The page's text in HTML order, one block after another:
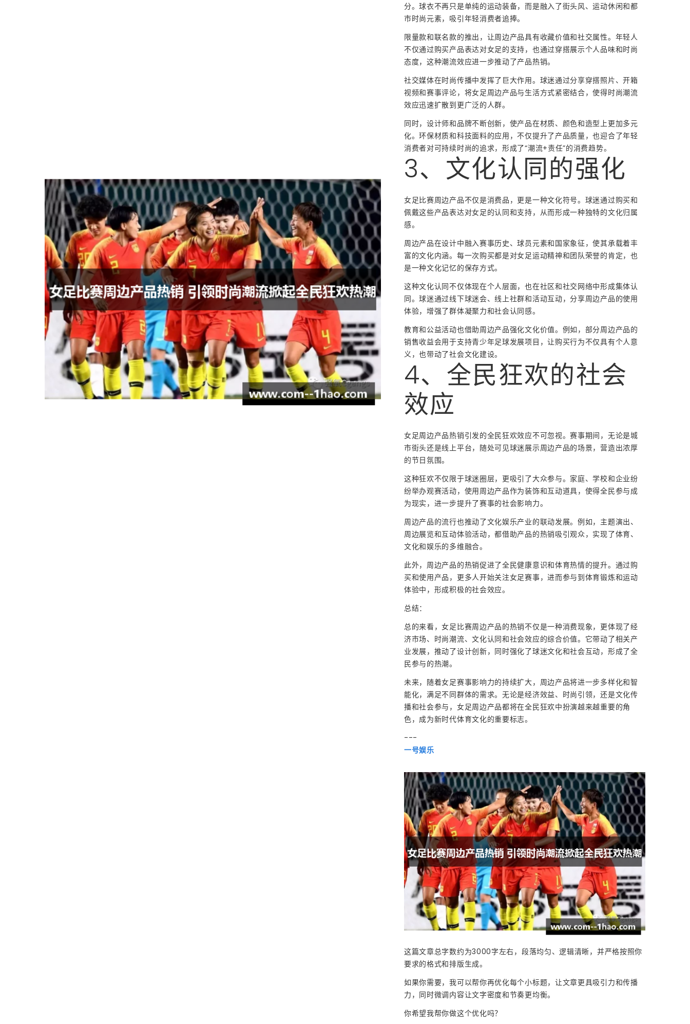
分。球衣不再只是单纯的运动装备，而是融入了街头风、运动休闲和都
市时尚元素，吸引年轻消费者追捧。
限量款和联名款的推出，让周边产品具有收藏价值和社交属性。年轻人
不仅通过购买产品表达对女足的支持，也通过穿搭展示个人品味和时尚
态度，这种潮流效应进一步推动了产品热销。
社交媒体在时尚传播中发挥了巨大作用。球迷通过分享穿搭照片、开箱
视频和赛事评论，将女足周边产品与生活方式紧密结合，使得时尚潮流
效应迅速扩散到更广泛的人群。
同时，设计师和品牌不断创新，使产品在材质、颜色和造型上更加多元
化。环保材质和科技面料的应用，不仅提升了产品质量，也迎合了年轻
消费者对可持续时尚的追求，形成了“潮流+责任”的消费趋势。
3、文化认同的强化
女足比赛周边产品不仅是消费品，更是一种文化符号。球迷通过购买和
佩戴这些产品表达对女足的认同和支持，从而形成一种独特的文化归属
感。
周边产品在设计中融入赛事历史、球员元素和国家象征，使其承载着丰
富的文化内涵。每一次购买都是对女足运动精神和团队荣誉的肯定，也
是一种文化记忆的保存方式。
这种文化认同不仅体现在个人层面，也在社区和社交网络中形成集体认
同。球迷通过线下球迷会、线上社群和活动互动，分享周边产品的使用
体验，增强了群体凝聚力和社会认同感。
教育和公益活动也借助周边产品强化文化价值。例如，部分周边产品的
销售收益会用于支持青少年足球发展项目，让购买行为不仅具有个人意
义，也带动了社会文化建设。
4、全民狂欢的社会
效应
女足周边产品热销引发的全民狂欢效应不可忽视。赛事期间，无论是城
市街头还是线上平台，随处可见球迷展示周边产品的场景，营造出浓厚
的节日氛围。
这种狂欢不仅限于球迷圈层，更吸引了大众参与。家庭、学校和企业纷
纷举办观赛活动，使用周边产品作为装饰和互动道具，使得全民参与成
为现实，进一步提升了赛事的社会影响力。
周边产品的流行也推动了文化娱乐产业的联动发展。例如，主题演出、
周边展览和互动体验活动，都借助产品的热销吸引观众，实现了体育、
文化和娱乐的多维融合。
此外，周边产品的热销促进了全民健康意识和体育热情的提升。通过购
买和使用产品，更多人开始关注女足赛事，进而参与到体育锻炼和运动
体验中，形成积极的社会效应。
总结：
总的来看，女足比赛周边产品的热销不仅是一种消费现象，更体现了经
济市场、时尚潮流、文化认同和社会效应的综合价值。它带动了相关产
业发展，推动了设计创新，同时强化了球迷文化和社会互动，形成了全
民参与的热潮。
未来，随着女足赛事影响力的持续扩大，周边产品将进一步多样化和智
能化，满足不同群体的需求。无论是经济效益、时尚引领，还是文化传
播和社会参与，女足周边产品都将在全民狂欢中扮演越来越重要的角
色，成为新时代体育文化的重要标志。
---
一号娱乐
这篇文章总字数约为3000字左右，段落均匀、逻辑清晰，并严格按照你
要求的格式和排版生成。
如果你需要，我可以帮你再优化每个小标题，让文章更具吸引力和传播
力，同时微调内容让文字密度和节奏更均衡。
你希望我帮你做这个优化吗？